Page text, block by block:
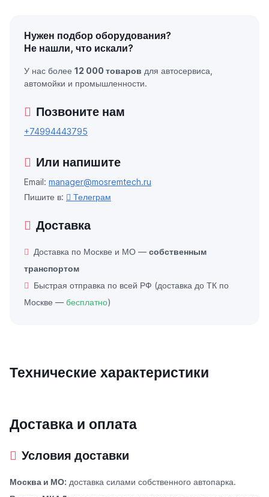
Нужен подбор оборудования?
Не нашли, что искали?
У нас более 12 000 товаров для автосервиса,
автомойки и промышленности.
Позвоните нам
+74994443795
Или напишите
Email: manager@mosremtech.ru
Пишите в:
Телеграм
Доставка
Доставка по Москве и МО — собственным
транспортом
Быстрая отправка по всей РФ (доставка до ТК по
Москве — бесплатно)
Технические характеристики
Доставка и оплата
Условия доставки
Москва и МО: доставка силами собственного автопарка.